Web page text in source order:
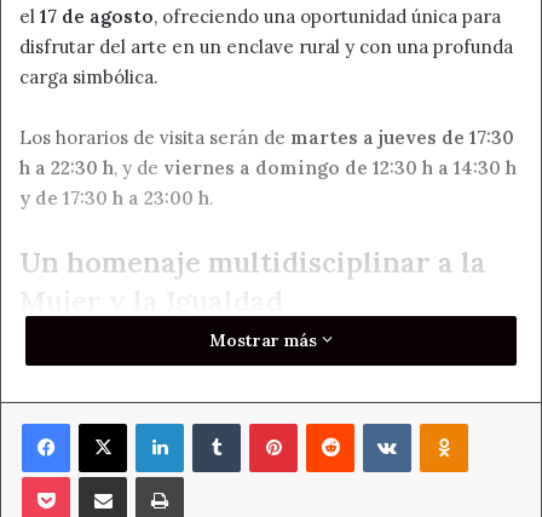
el 17 de agosto, ofreciendo una oportunidad única para
disfrutar del arte en un enclave rural y con una profunda
carga simbólica.
Los horarios de visita serán de martes a jueves de 17:30
h a 22:30 h, y de viernes a domingo de 12:30 h a 14:30 h
y de 17:30 h a 23:00 h.
Un homenaje multidisciplinar a la
«Prendido con Alfileres»plantea un
humana. El título de la muestra no es casual: alude a una
técnica textil que sujeta provisionalmente lo que
está por coserse, y se convierte en una poderosa
metáfora de laigualdad entre hombres y mujeres para
Mostrar más
Facebook
X LinkedInTumblrPinterestReddit VKontakte
PocketCompartir por correo electrónicoImprimir